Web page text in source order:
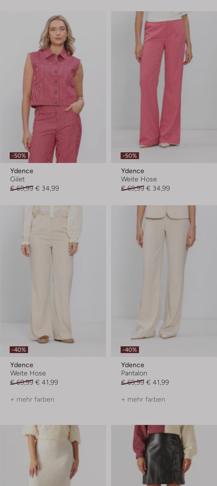
-50%
Ydence
Gilet
€ 69,99 € 34,99
-50%
Ydence
Weite Hose
€ 69,99 € 34,99
-40%
Ydence
Weite Hose
€ 69,99 € 41,99
+ mehr farben
-40%
Ydence
Pantalon
€ 69,99 € 41,99
+ mehr farben